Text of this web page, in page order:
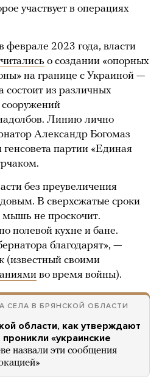
участвует в операциях
феврале 2023 года, власти
о создании «опорных
на границе с Украиной —
состоит из различных
Линию лично
Александр Богомаз
партии «Единая
без преувеличения
В сверхсжатые сроки
не проскочит.
полевой кухне и бане.
благодарят», —
(известный своими
во время войны).
СЕЛА В БРЯНСКОЙ ОБЛАСТИ
области, как утверждают
проникли «украинские
назвали эти сообщения